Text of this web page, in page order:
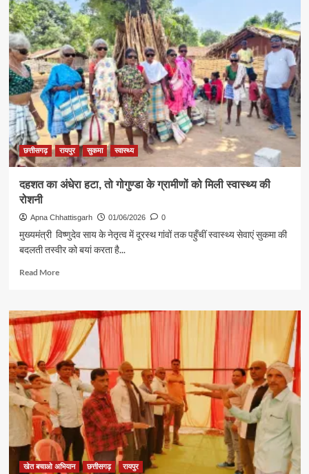
सहायता
समूह
से
जुड़कर
धनेश्वरी
ने
खोला
कृषि
केंद्र
और
फोटोकापी
सेंटर
छत्तीसगढ़ रायपुर सुकमा स्वास्थ्य
दहशत का अंधेरा हटा, तो गोगुण्डा के ग्रामीणों को मिली स्वास्थ्य की
रोशनी
Apna Chhattisgarh 01/06/2026 0
मुख्यमंत्री विष्णुदेव साय के नेतृत्व में दूरस्थ गांवों तक पहुँचीं स्वास्थ्य सेवाएं सुकमा की
बदलती तस्वीर को बयां करता है...
Read MoreRead
दहशत
का
अंधेरा
हटा,
तो
गोगुण्डा
के
ग्रामीणों
को
मिली
स्वास्थ्य
की
रोशनी
खेत बचाओ अभियान छत्तीसगढ़ रायपुर